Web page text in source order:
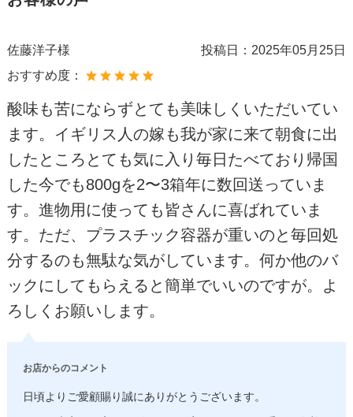
佐藤洋子様 投稿日： 2025年05月25日
おすすめ度：
酸味も苦にならずとても美味しくいただいてい
ます。イギリス人の嫁も我が家に来て朝食に出
したところとても気に入り毎日たべており帰国
した今でも800gを2〜3箱年に数回送っていま
す。進物用に使っても皆さんに喜ばれていま
す。ただ、プラスチック容器が重いのと毎回処
分するのも無駄な気がしています。何か他のバ
ックにしてもらえると簡単でいいのですが。よ
ろしくお願いします。
お店からのコメント
日頃よりご愛顧賜り誠にありがとうございます。